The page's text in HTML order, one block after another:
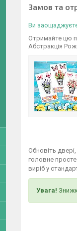
Замов та
Ви
Отримайте цю
Абстракція
Обновіть
головне
виріб у
Увага!